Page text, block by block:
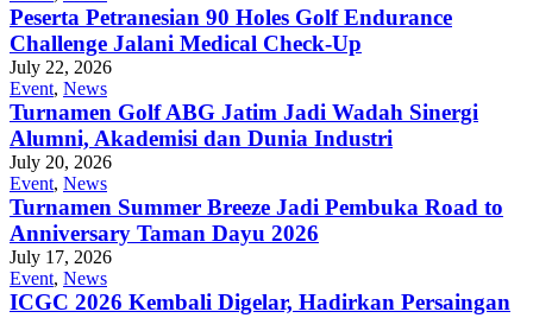
Peserta Petranesian 90 Holes Golf Endurance
Challenge Jalani Medical Check-Up
July 22, 2026
Event, News
Turnamen Golf ABG Jatim Jadi Wadah Sinergi
Alumni, Akademisi dan Dunia Industri
July 20, 2026
Event, News
Turnamen Summer Breeze Jadi Pembuka Road to
Anniversary Taman Dayu 2026
July 17, 2026
Event, News
ICGC 2026 Kembali Digelar, Hadirkan Persaingan